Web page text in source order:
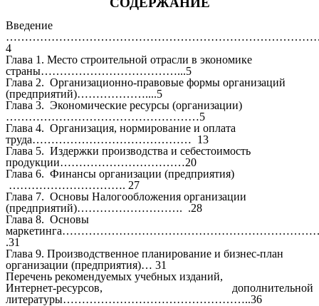
Введение
4
Глава 1. Место строительной отрасли в экономике
страны………………………………...5
Глава 2. Организационно-правовые формы организаций
(предприятий)………………....5
Глава 3. Экономические ресурсы (организации)
……………………………………………5
Глава 4. Организация, нормирование и оплата
труда…………………………………… 13
Глава 5. Издержки производства и себестоимость
продукции……………………………20
Глава 6. Финансы организации (предприятия)
…………………………. 27
Глава 7. Основы Налогообложения организации
(предприятий)………………………. .28
Глава 8. Основы
.31
Глава 9. Производственное планирование и бизнес-план
организации (предприятия)… 31
Перечень рекомендуемых учебных изданий,
Интернет-ресурсов, дополнительной
литературы…………………………………………..36